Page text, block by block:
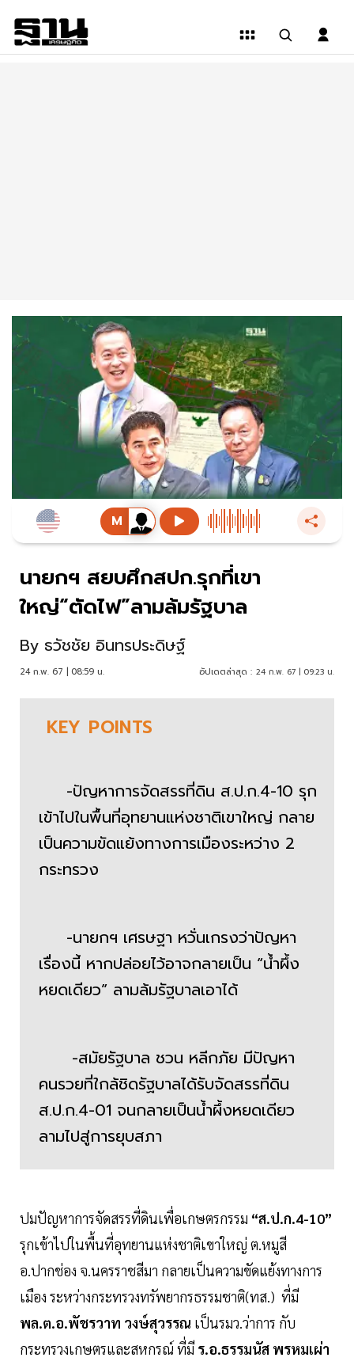
นายกฯ สยบศึกสปก.รุกที่เขา
ใหญ่“ตัดไฟ”ลามล้มรัฐบาล
By ธวัชชัย อินทรประดิษฐ์
24 ก.พ. 67 | 08:59 น. อัปเดตล่าสุด : 24 ก.พ. 67 | 09:23 น.
KEY POINTS
-ปัญหาการจัดสรรที่ดิน ส.ป.ก.4-10 รุก
เข้าไปในพื้นที่อุทยานแห่งชาติเขาใหญ่ กลาย
เป็นความขัดแย้งทางการเมืองระหว่าง 2
กระทรวง
-นายกฯ เศรษฐา หวั่นเกรงว่าปัญหา
เรื่องนี้ หากปล่อยไว้อาจกลายเป็น “น้ำผึ้ง
หยดเดียว” ลามล้มรัฐบาลเอาได้
-สมัยรัฐบาล ชวน หลีกภัย มีปัญหา
คนรวยที่ใกล้ชิดรัฐบาลได้รับจัดสรรที่ดิน
ส.ป.ก.4-01 จนกลายเป็นน้ำผึ้งหยดเดียว
ลามไปสู่การยุบสภา
ปมปัญหาการจัดสรรที่ดินเพื่อเกษตรกรรม “ส.ป.ก.4-10”
รุกเข้าไปในพื้นที่อุทยานแห่งชาติเขาใหญ่ ต.หมูสี
อ.ปากช่อง จ.นครราชสีมา กลายเป็นความขัดแย้งทางการ
เมือง ระหว่างกระทรวงทรัพยากรธรรมชาติ(ทส.) ที่มี
พล.ต.อ.พัชรวาท วงษ์สุวรรณ เป็นรมว.ว่าการ กับ
กระทรวงเกษตรและสหกรณ์ ที่มี ร.อ.ธรรมนัส พรหมเผ่า